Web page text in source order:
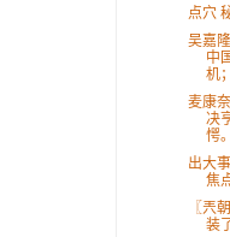
点穴
吴嘉
中
机
麦康
决
愕。
出大
焦
〖兲
装